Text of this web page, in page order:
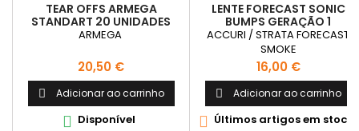
TEAR OFFS ARMEGA
STANDART 20 UNIDADES
ARMEGA
Preço
20,50 €
 Adicionar ao carrinho
 Disponível
LENTE FORECAST SONIC
BUMPS GERAÇÃO 1
ACCURI / STRATA FORECAST
SMOKE
Preço
16,00 €
 Adicionar ao carrinho
 Últimos artigos em stock